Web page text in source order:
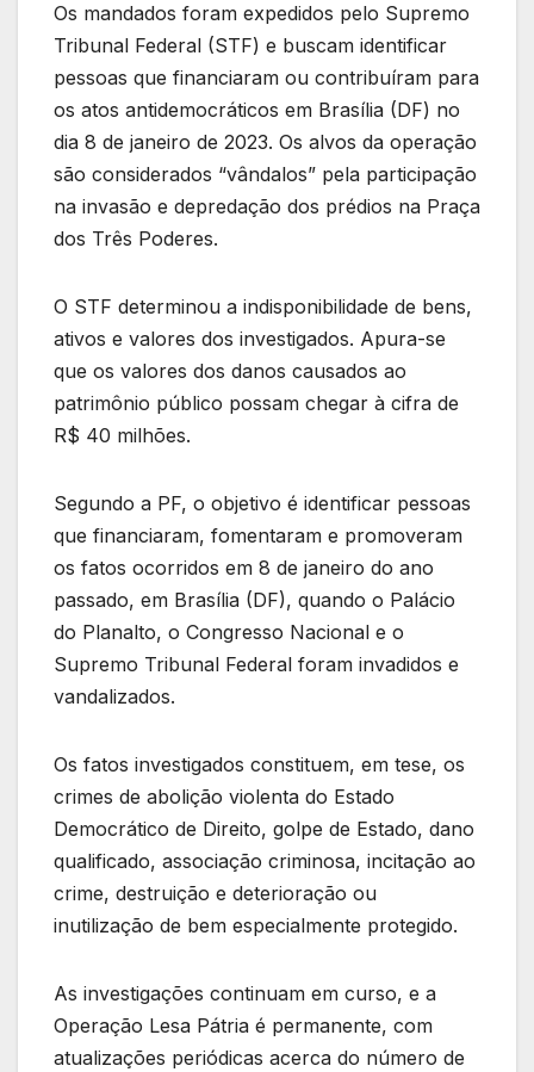
Os mandados foram expedidos pelo Supremo
Tribunal Federal (STF) e buscam identificar
pessoas que financiaram ou contribuíram para
os atos antidemocráticos em Brasília (DF) no
dia 8 de janeiro de 2023. Os alvos da operação
são considerados “vândalos” pela participação
na invasão e depredação dos prédios na Praça
dos Três Poderes.
O STF determinou a indisponibilidade de bens,
ativos e valores dos investigados. Apura-se
que os valores dos danos causados ao
patrimônio público possam chegar à cifra de
R$ 40 milhões.
Segundo a PF, o objetivo é identificar pessoas
que financiaram, fomentaram e promoveram
os fatos ocorridos em 8 de janeiro do ano
passado, em Brasília (DF), quando o Palácio
do Planalto, o Congresso Nacional e o
Supremo Tribunal Federal foram invadidos e
vandalizados.
Os fatos investigados constituem, em tese, os
crimes de abolição violenta do Estado
Democrático de Direito, golpe de Estado, dano
qualificado, associação criminosa, incitação ao
crime, destruição e deterioração ou
inutilização de bem especialmente protegido.
As investigações continuam em curso, e a
Operação Lesa Pátria é permanente, com
atualizações periódicas acerca do número de